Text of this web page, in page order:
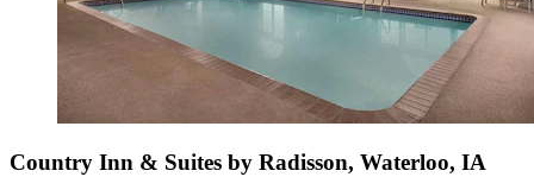
Country Inn & Suites by Radisson, Waterloo, IA